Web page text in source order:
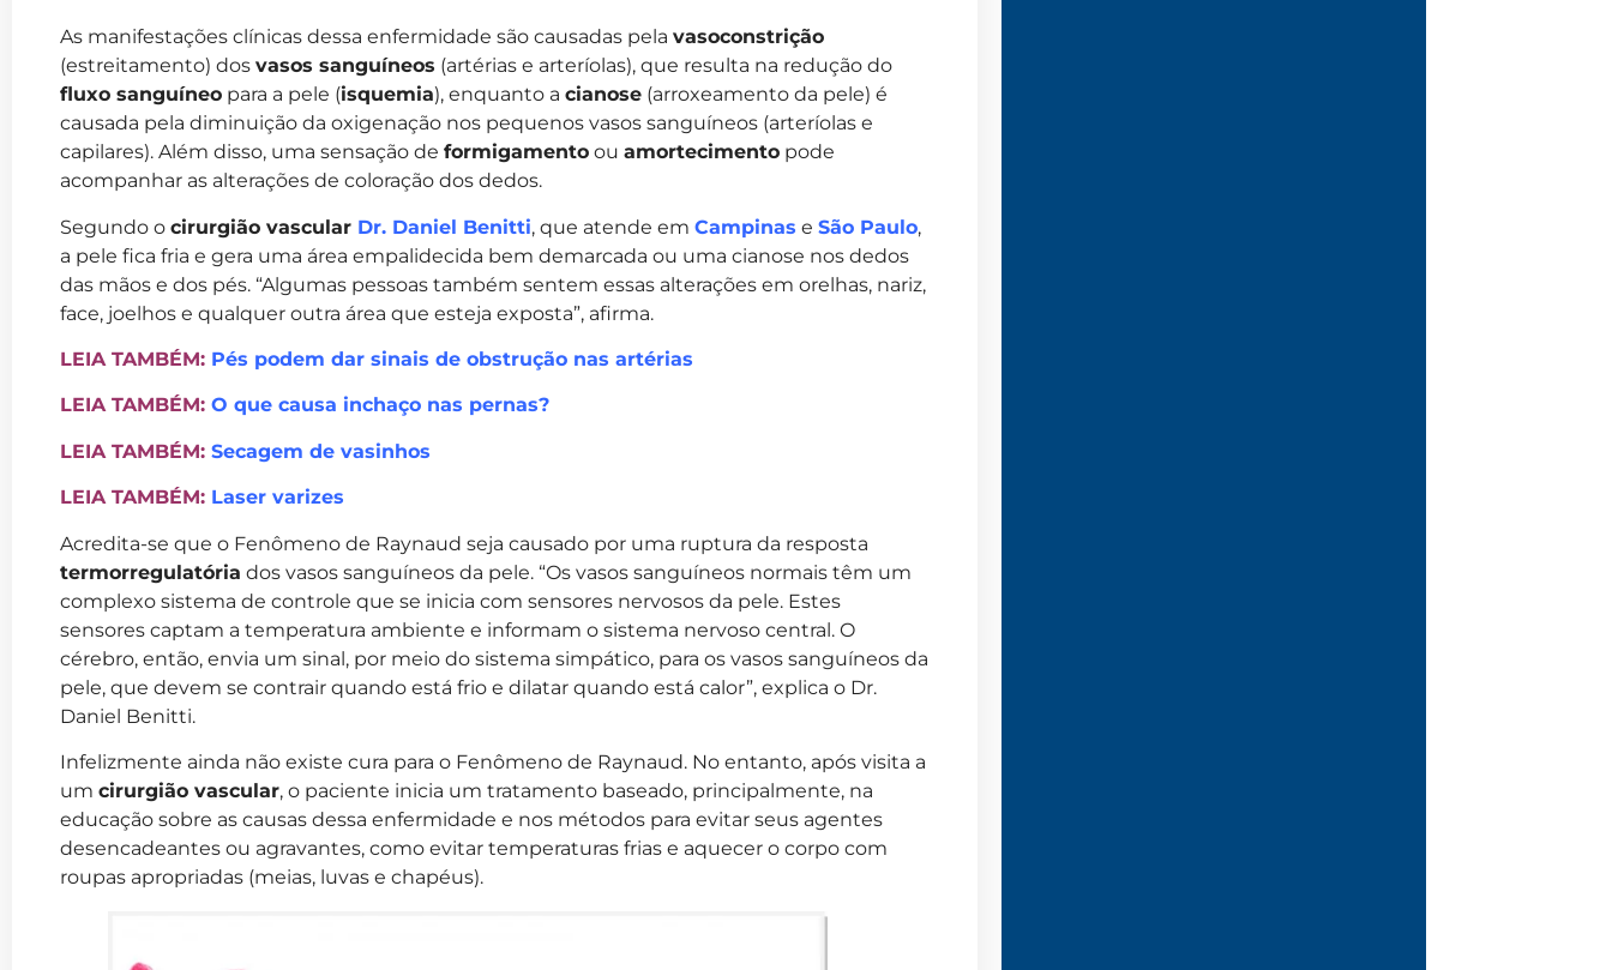
As manifestações clínicas dessa enfermidade são causadas pela vasoconstrição
(estreitamento) dos vasos sanguíneos (artérias e arteríolas), que resulta na redução do
fluxo sanguíneo para a pele (isquemia), enquanto a cianose (arroxeamento da pele) é
causada pela diminuição da oxigenação nos pequenos vasos sanguíneos (arteríolas e
capilares). Além disso, uma sensação de formigamento ou amortecimento pode
acompanhar as alterações de coloração dos dedos.
Segundo o cirurgião vascular Dr. Daniel Benitti, que atende em Campinas e São Paulo,
a pele fica fria e gera uma área empalidecida bem demarcada ou uma cianose nos dedos
das mãos e dos pés. “Algumas pessoas também sentem essas alterações em orelhas, nariz,
face, joelhos e qualquer outra área que esteja exposta”, afirma.
LEIA TAMBÉM: Pés podem dar sinais de obstrução nas artérias
LEIA TAMBÉM: O que causa inchaço nas pernas?
LEIA TAMBÉM: Secagem de vasinhos
LEIA TAMBÉM: Laser varizes
Acredita-se que o Fenômeno de Raynaud seja causado por uma ruptura da resposta
termorregulatória dos vasos sanguíneos da pele. “Os vasos sanguíneos normais têm um
complexo sistema de controle que se inicia com sensores nervosos da pele. Estes
sensores captam a temperatura ambiente e informam o sistema nervoso central. O
cérebro, então, envia um sinal, por meio do sistema simpático, para os vasos sanguíneos da
pele, que devem se contrair quando está frio e dilatar quando está calor”, explica o Dr.
Daniel Benitti.
Infelizmente ainda não existe cura para o Fenômeno de Raynaud. No entanto, após visita a
um cirurgião vascular, o paciente inicia um tratamento baseado, principalmente, na
educação sobre as causas dessa enfermidade e nos métodos para evitar seus agentes
desencadeantes ou agravantes, como evitar temperaturas frias e aquecer o corpo com
roupas apropriadas (meias, luvas e chapéus).